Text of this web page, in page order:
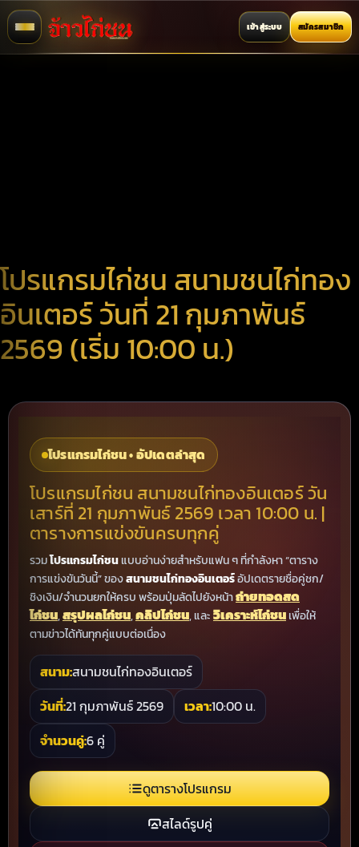
เข้าสู่ระบบ สมัครสมาชิก
โปรแกรมไก่ชน สนามชนไก่ทอง
อินเตอร์ วันที่ 21 กุมภาพันธ์
2569 (เริ่ม 10:00 น.)
โปรแกรมไก่ชน • อัปเดตล่าสุด
โปรแกรมไก่ชน สนามชนไก่ทองอินเตอร์ วัน
เสาร์ที่ 21 กุมภาพันธ์ 2569 เวลา 10:00 น. |
ตารางการแข่งขันครบทุกคู่
รวมโปรแกรมไก่ชนแบบอ่านง่ายสำหรับแฟน ๆ ที่กำลังหา “ตาราง
การแข่งขันวันนี้” ของสนามชนไก่ทองอินเตอร์อัปเดตรายชื่อคู่ชก/
ชิงเงิน/จำนวนยกให้ครบ พร้อมปุ่มลัดไปยังหน้าถ่ายทอดสด
ไก่ชน,สรุปผลไก่ชน,คลิปไก่ชน, และวิเคราะห์ไก่ชนเพื่อให้
ตามข่าวได้ทันทุกคู่แบบต่อเนื่อง
สนาม:สนามชนไก่ทองอินเตอร์
วันที่:21 กุมภาพันธ์ 2569 เวลา:10:00 น.
จำนวนคู่:6 คู่
ดูตารางโปรแกรม
สไลด์รูปคู่